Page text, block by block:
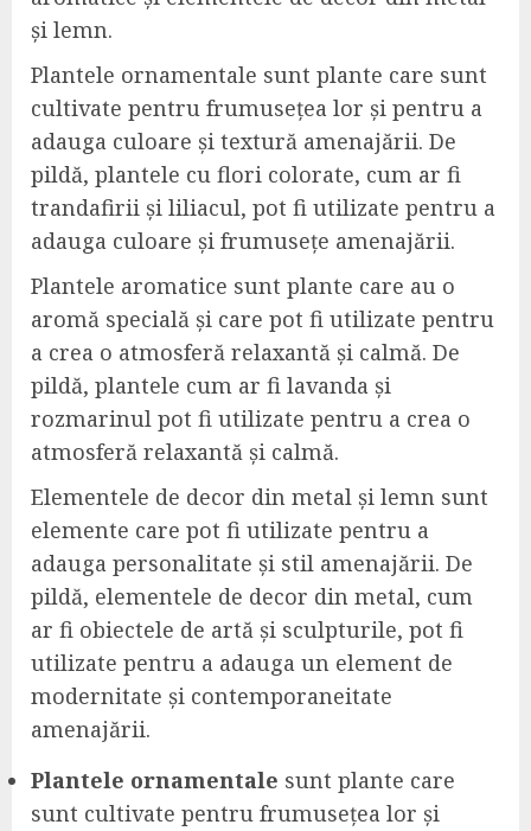
și lemn.
Plantele ornamentale sunt plante care sunt
cultivate pentru frumusețea lor și pentru a
adauga culoare și textură amenajării. De
pildă, plantele cu flori colorate, cum ar fi
trandafirii și liliacul, pot fi utilizate pentru a
adauga culoare și frumusețe amenajării.
Plantele aromatice sunt plante care au o
aromă specială și care pot fi utilizate pentru
a crea o atmosferă relaxantă și calmă. De
pildă, plantele cum ar fi lavanda și
rozmarinul pot fi utilizate pentru a crea o
atmosferă relaxantă și calmă.
Elementele de decor din metal și lemn sunt
elemente care pot fi utilizate pentru a
adauga personalitate și stil amenajării. De
pildă, elementele de decor din metal, cum
ar fi obiectele de artă și sculpturile, pot fi
utilizate pentru a adauga un element de
modernitate și contemporaneitate
amenajării.
Plantele ornamentale sunt plante care
sunt cultivate pentru frumusețea lor și